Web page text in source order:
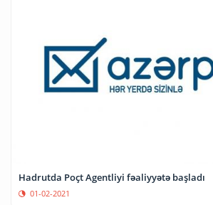
Hadrutda Poçt Agentliyi fəaliyyətə başladı
01-02-2021